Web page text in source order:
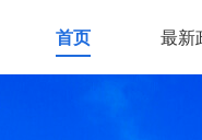
首页 最新